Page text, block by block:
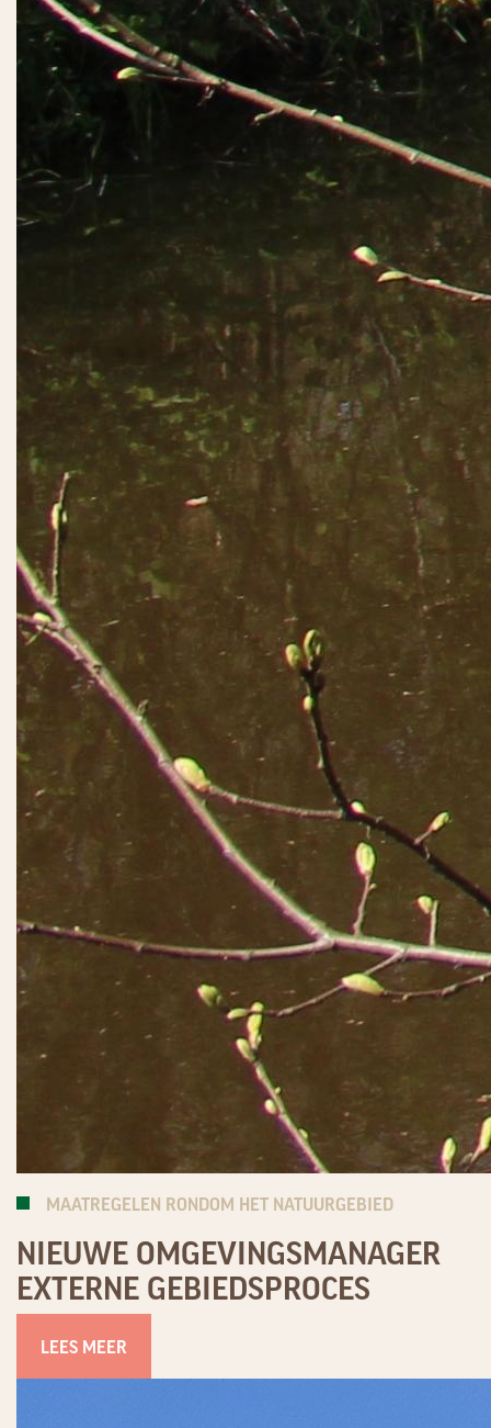
MAATREGELEN RONDOM HET NATUURGEBIED
NIEUWE OMGEVINGSMANAGER
EXTERNE GEBIEDSPROCES
LEES MEER